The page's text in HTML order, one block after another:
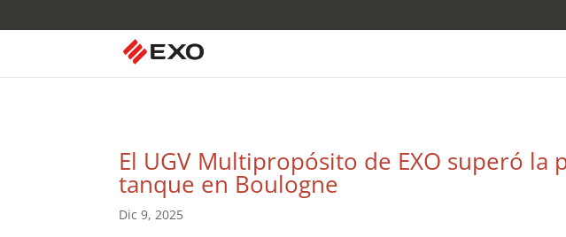
El UGV Multipropósito de EXO superó la
tanque en Boulogne
Dic 9, 2025